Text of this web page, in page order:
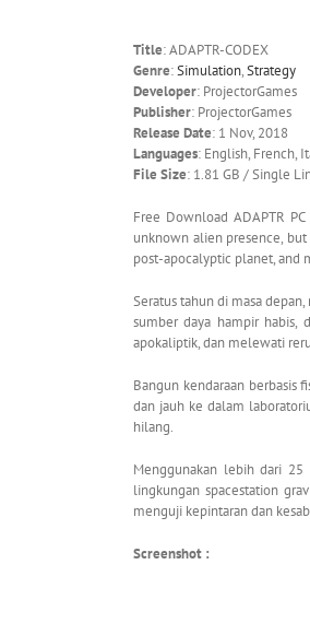
Title: ADAPTR-CODEX
Genre:Simulation,Strategy
Developer: ProjectorGames
Publisher: ProjectorGames
Release Date: 1 Nov, 2018
Languages: English, French,
File Size: 1.81 GB / Single
Free Download ADAPTR
unknown alien presence,
post-apocalyptic planet, and
Seratus tahun di masa
sumber daya hampir habis,
apokaliptik, dan melewati
Bangun kendaraan berbasis
dan jauh ke dalam
hilang.
Menggunakan lebih dari 25
lingkungan spacestation
menguji kepintaran dan
Screenshot :